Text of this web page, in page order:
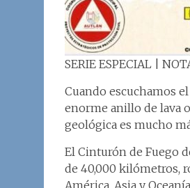
SERIE ESPECIAL |
Cuando escuchamos
enorme anillo de lava
geológica es mucho
El Cinturón de Fuego
de 40,000 kilómetros,
América, Asia y Oceanía.